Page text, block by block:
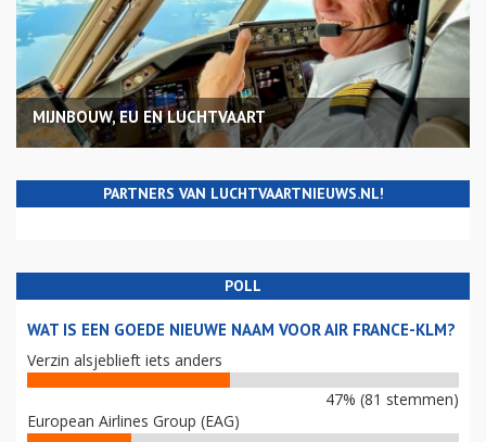
MIJNBOUW, EU EN LUCHTVAART
PARTNERS VAN LUCHTVAARTNIEUWS.NL!
POLL
WAT IS EEN GOEDE NIEUWE NAAM VOOR AIR FRANCE-KLM?
Verzin alsjeblieft iets anders
47% (81 stemmen)
European Airlines Group (EAG)